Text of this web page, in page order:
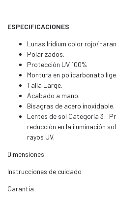
ESPECIFICACIONES
Lunas Iridium color rojo/
Polarizados.
Protección UV 100%
Montura en policarbonato
Talla Large.
Acabado a mano.
Bisagras de acero inoxidable.
Lentes de sol Categoría 3:
reducción en la iluminación
rayos UV.
Dimensiones
Instrucciones de cuidado
Garantía